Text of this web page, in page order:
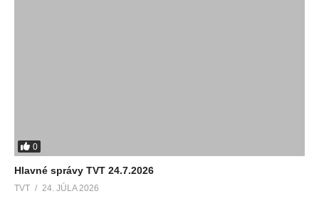
0
Hlavné správy TVT 24.7.2026
TVT 24. JÚLA 2026